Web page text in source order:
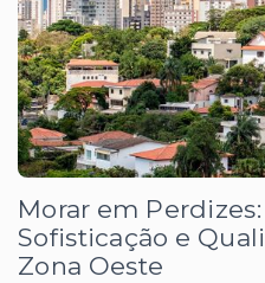
Morar em
Sofisticação e
Zona Oeste